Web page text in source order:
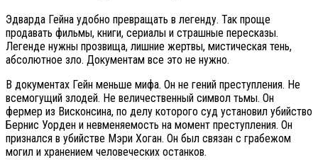
Эдварда Гейна удобно превращать в легенду. Так проще
продавать фильмы, книги, сериалы и страшные пересказы.
Легенде нужны прозвища, лишние жертвы, мистическая тень,
абсолютное зло. Документам все это не нужно.
В документах Гейн меньше мифа. Он не гений преступления. Не
всемогущий злодей. Не величественный символ тьмы. Он
фермер из Висконсина, по делу которого суд установил убийство
Бернис Уорден и невменяемость на момент преступления. Он
признался в убийстве Мэри Хоган. Он был связан с грабежом
могил и хранением человеческих останков.